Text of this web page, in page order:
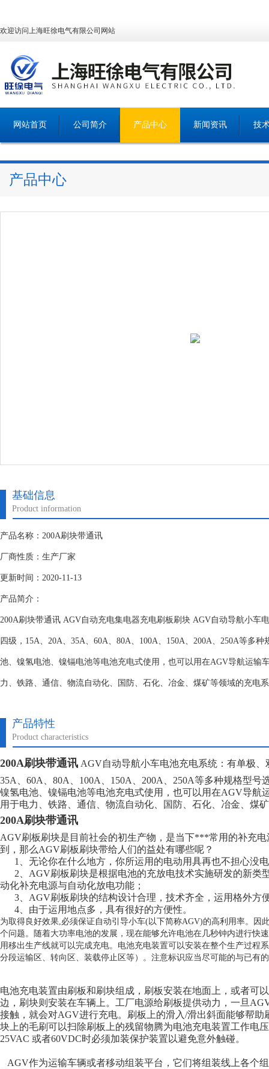
欢迎访问上海旺徐电气有限公司网站
网站首页 公司简介 产品中心 新闻资讯 技
产品中心
基础信息
Product information
产品名称：200A刷块带通讯
厂商性质：生产厂家
更新时间：2020-11-13
产品简介：
200A刷块带通讯 AGV自动充电集电器充电刷板刷块 AGV自动导航小车
四级，15A、20A、35A、60A、80A、100A、150A、200A、250A等多
池、镍氢电池、镍镉电池等电池充电式使用，也可以用在AGV导航运输
力、铁路、通信、物流自动化、国防、石化、冶金、煤矿等领域的充电
产品特性
Product characteristics
200A刷块带通讯 AGV自动导航小车电池充电系统：有单极
35A、60A、80A、100A、150A、200A、250A等多种规格型号
镍氢电池、镍镉电池等电池充电式使用，也可以用在AGV导航
用于电力、铁路、通信、物流自动化、国防、石化、冶金、煤
200A刷块带通讯
AGV刷板刷块是目前社会的初生产物，是当下***常用的补充
到，那么AGV刷板刷块带给人们的益处有哪些呢？
1、无论你在什么地方，你所运用的电动用具再也不担心没
2、AGV刷板刷块是根据电池的充放电技术实施研发的新类
动化补充电源与自动化放电功能；
3、AGV刷板刷块的结构设计合理，技术齐全，运用格外方
4、由于运用地点多，具有很好的方便性。
为取得良好效果,必须保证自动引导小车(以下简称AGV)的高利用率。因
个问题。随着大功率电池的发展，现在能够允许电池在几秒钟内进行快
用移出生产线就可以完成充电。电池充电装置可以安装在整个生产过程
分段运输区、转向区、装载停止区等）。注意标识应当尽可能的与已有
电池充电装置由刷板和刷块组成，刷板安装在地面上，或者可
边，刷块则安装在车辆上。工厂电源给刷板提供动力，一旦
接触，就会对AGV进行充电。刷板上的滑入/滑出斜面能够帮助
块上的毛刷可以扫除刷板上的残留物腾为电池充电装置工作电
25VAC 或者60VDC时必须加装保护装置以避免意外触碰。
AGV作为运输车辆或者移动组装平台，它们将组装线上各个